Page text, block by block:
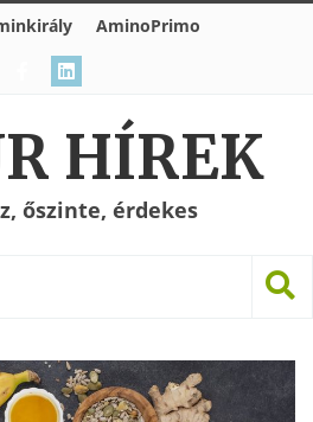
AminoPrimo
HÍREK
őszinte, érdekes